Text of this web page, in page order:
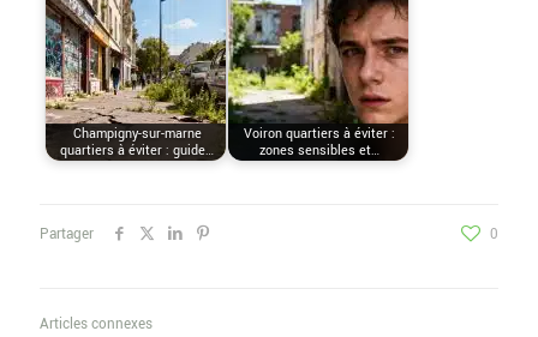
Champigny-sur-marne
quartiers à éviter : guide…
Voiron quartiers à éviter :
zones sensibles et…
Partager 0
Articles connexes